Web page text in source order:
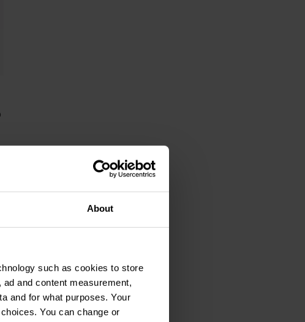
About
such as cookies to store
and content measurement,
and for what purposes. Your
You can change or